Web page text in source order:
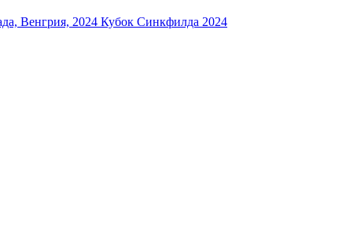
Венгрия, 2024 Кубок Синкфилда 2024